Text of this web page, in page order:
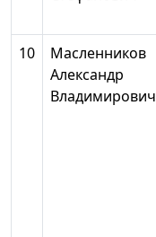
10
Масленников
Александр
Владимирович